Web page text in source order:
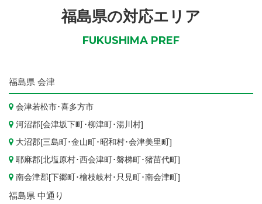
福島県の対応エリア
FUKUSHIMA PREF
福島県 会津
会津若松市･喜多方市
河沼郡[会津坂下町 ･柳津町 ･湯川村]
大沼郡[三島町 ･金山町 ･ 昭和村･会津美里町 ]
耶麻郡[北塩原村･西会津町 ･磐梯町 ･猪苗代町 ]
南会津郡[下郷町 ･檜枝岐村･ 只見町 ･南会津町 ]
福島県 中通り